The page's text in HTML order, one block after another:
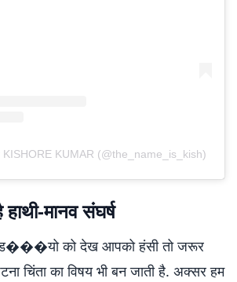
KUMAR (@the_name_is_kish)
मानव संघर्ष
को देख आपको हंसी तो जरूर
चिंता का विषय भी बन जाती है. अक्सर हम